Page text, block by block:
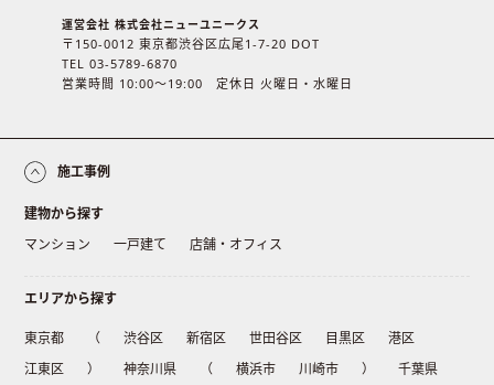
運営会社 株式会社ニューユニークス
〒150-0012 東京都渋谷区広尾1-7-20 DOT
TEL 03-5789-6870
営業時間 10:00〜19:00 定休日 火曜日・水曜日
施工事例
建物から探す
マンション
一戸建て 店舗・オフィス
エリアから探す
東京都 （ 渋谷区 新宿区 世田谷区 目黒区
港区
江東区
） 神奈川県 （ 横浜市 川崎市 ）
千葉県